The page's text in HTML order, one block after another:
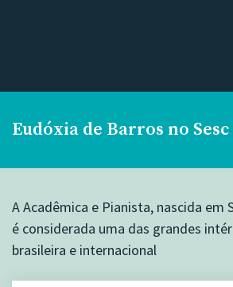
Eudóxia de Barros no
A Acadêmica e Pianista, nascida em
é considerada uma das grandes
brasileira e internacional